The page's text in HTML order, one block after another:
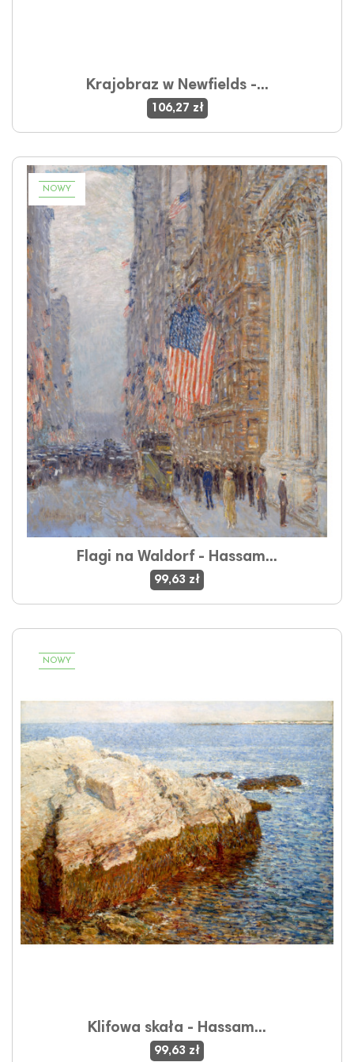
Krajobraz w Newfields -...
106,27 zł
NOWY
Flagi na Waldorf - Hassam...
99,63 zł
NOWY
Klifowa skała - Hassam...
99,63 zł